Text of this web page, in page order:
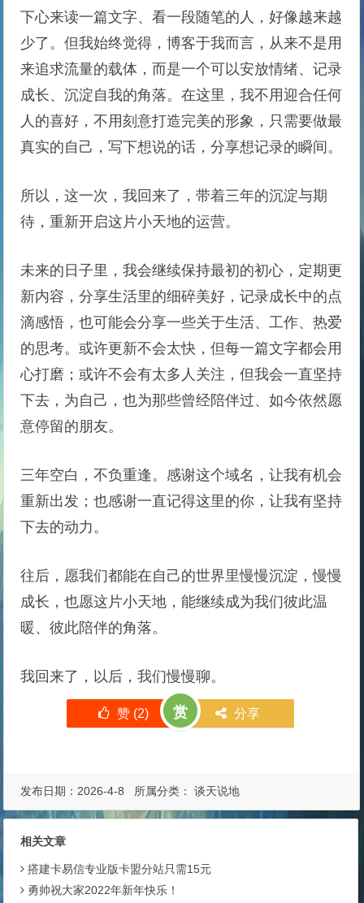
下心来读一篇文字、看一段随笔的人，好像越来越
少了。但我始终觉得，博客于我而言，从来不是用
来追求流量的载体，而是一个可以安放情绪、记录
成长、沉淀自我的角落。在这里，我不用迎合任何
人的喜好，不用刻意打造完美的形象，只需要做最
真实的自己，写下想说的话，分享想记录的瞬间。
所以，这一次，我回来了，带着三年的沉淀与期
待，重新开启这片小天地的运营。
未来的日子里，我会继续保持最初的初心，定期更
新内容，分享生活里的细碎美好，记录成长中的点
滴感悟，也可能会分享一些关于生活、工作、热爱
的思考。或许更新不会太快，但每一篇文字都会用
心打磨；或许不会有太多人关注，但我会一直坚持
下去，为自己，也为那些曾经陪伴过、如今依然愿
意停留的朋友。
三年空白，不负重逢。感谢这个域名，让我有机会
重新出发；也感谢一直记得这里的你，让我有坚持
下去的动力。
往后，愿我们都能在自己的世界里慢慢沉淀，慢慢
成长，也愿这片小天地，能继续成为我们彼此温
暖、彼此陪伴的角落。
我回来了，以后，我们慢慢聊。
赞 (2) 赏 分享
发布日期：2026-4-8 所属分类：谈天说地
相关文章
搭建卡易信专业版卡盟分站只需15元
勇帅祝大家2022年新年快乐！